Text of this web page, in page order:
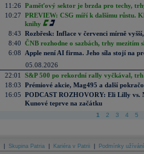
11:26 Paměťový sektor je brzda pro techy,
10:27 PREVIEW: CSG míří k dalšímu růstu.
knihy
8:43 Rozbřesk: Inflace v červenci mírně
8:40 ČNB rozhodne o sazbách, trhy
6:08
Apple není AI firma. Jeho síla stojí na
05.08.2026
22:01
S&P 500 po rekordní rally vyčkával, trh
18:03 Prémiové akcie, Mag495 a další
16:05 PODCAST ROZHOVORY: Eli Lilly vs.
Kunové teprve na začátku
1 2 3 4 5
Skupina Patria Kariéra v Patrii Podmínky